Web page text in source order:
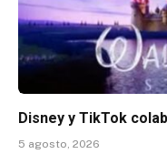
Disney y TikTok
5 agosto, 2026